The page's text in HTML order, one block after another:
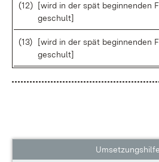
(12)
[wird in der spät be­gin­nen­den
ge­schult]
(13)
[wird in der spät be­gin­nen­den
ge­schult]